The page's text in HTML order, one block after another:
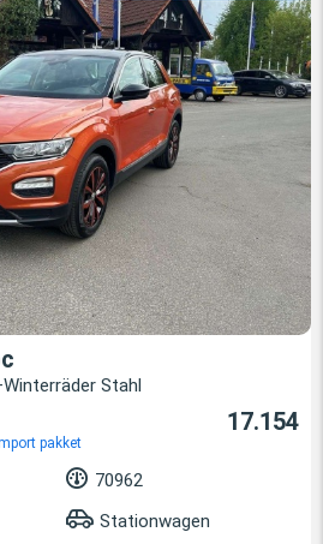
Stahl
pakket
17.154
70962
Stationwagen